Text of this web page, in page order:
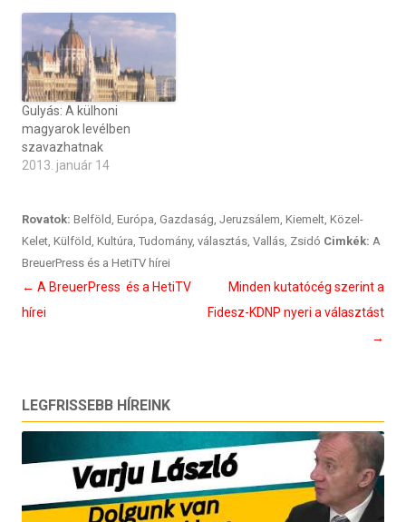
Gulyás: A külhoni
magyarok levélben
szavazhatnak
2013. január 14
Rovatok: Belföld Európa Gazdaság Jeruzsálem Kiemelt Közel-
Kelet Külföld Kultúra Tudomány, választás Vallás Zsidó Cimkék: A
BreuerPress és a HetiTV hírei
Bejegyzés
navigáció
← A BreuerPress és a HetiTV
hírei
Minden kutatócég szerint a
Fidesz-KDNP nyeri a választást
→
LEGFRISSEBB HÍREINK